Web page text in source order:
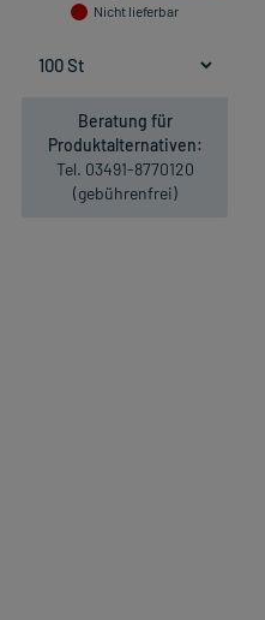
Nicht lieferbar
Beratung für
Produktalternativen:
Tel. 03491-8770120
(gebührenfrei)